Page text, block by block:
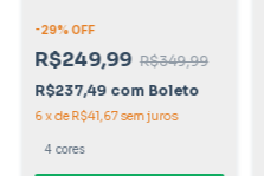
-29% OFF
R$249,99 R$349,99
R$237,49 com Boleto
6xdeR$41,67sem juros
4 cores